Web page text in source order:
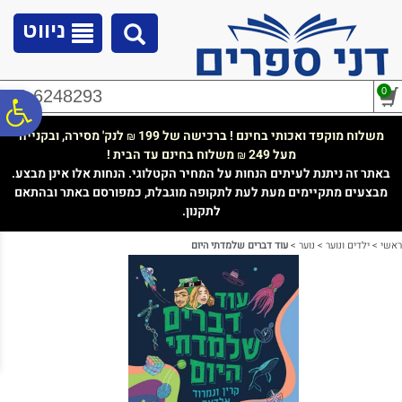
נגישות
ניווט
02-6248293 0
משלוח מוקפד ואכותי בחינם ! ברכישה של 199 ₪ לנק' מסירה, ובקנייה
מעל 249
₪משלוח בחינם עד הבית !
באתר זה ניתנת לעיתים הנחות על המחיר הקטלוגי. הנחות אלו אינן מבצע.
מבצעים מתקיימים מעת לעת לתקופה מוגבלת, כמפורסם באתר ובהתאם
לתקנון.
ראשי >ילדים ונוער > נוער >עוד דברים שלמדתי היום